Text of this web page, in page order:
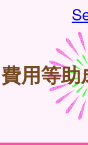
用等助